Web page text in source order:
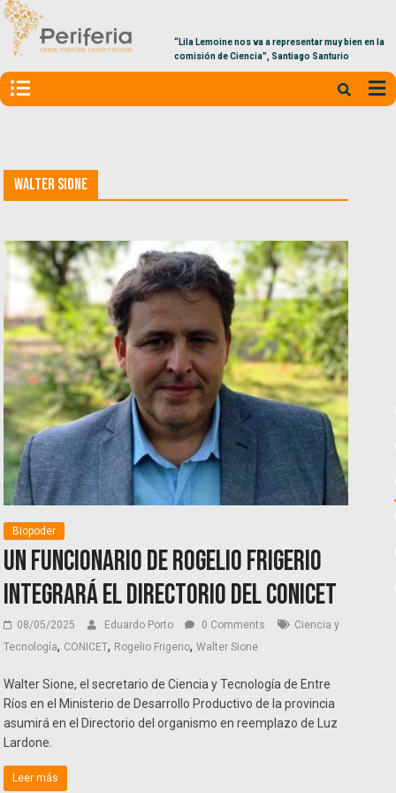
“Lila Lemoine nos va a representar muy bien en la
comisión de Ciencia”, Santiago Santurio
Walter Sione
Biopoder
Un funcionario de Rogelio Frigerio
integrará el Directorio del CONICET
08/05/2025 Eduardo Porto 0 Comments
Ciencia y
Tecnología, CONICET, Rogelio Frigerio,Walter Sione
Walter Sione, el secretario de Ciencia y Tecnología de Entre
Ríos en el Ministerio de Desarrollo Productivo de la provincia
asumirá en el Directorio del organismo en reemplazo de Luz
Lardone.
Leer más